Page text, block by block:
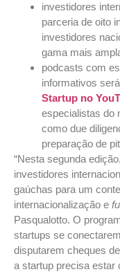
investidores
parceria de oito
investidores
gama mais
podcasts com
informativos
Startup no
especialistas do
como due
preparação de
“Nesta segunda
investidores
gaúchas para um
internacionalização e
Pasqualotto. O
startups se
disputarem cheques
a startup precisa estar